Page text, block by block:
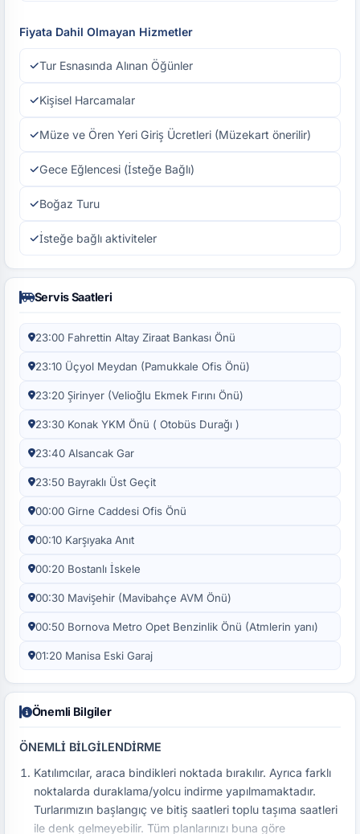
Fiyata Dahil Olmayan Hizmetler
Tur Esnasında Alınan Öğünler
Kişisel Harcamalar
Müze ve Ören Yeri Giriş Ücretleri (Müzekart önerilir)
Gece Eğlencesi (İsteğe Bağlı)
Boğaz Turu
İsteğe bağlı aktiviteler
Servis Saatleri
23:00 Fahrettin Altay Ziraat Bankası Önü
23:10 Üçyol Meydan (Pamukkale Ofis Önü)
23:20 Şirinyer (Velioğlu Ekmek Fırını Önü)
23:30 Konak YKM Önü ( Otobüs Durağı )
23:40 Alsancak Gar
23:50 Bayraklı Üst Geçit
00:00 Girne Caddesi Ofis Önü
00:10 Karşıyaka Anıt
00:20 Bostanlı İskele
00:30 Mavişehir (Mavibahçe AVM Önü)
00:50 Bornova Metro Opet Benzinlik Önü (Atmlerin yanı)
01:20 Manisa Eski Garaj
Önemli Bilgiler
ÖNEMLİ BİLGİLENDİRME
Katılımcılar, araca bindikleri noktada bırakılır. Ayrıca farklı
noktalarda duraklama/yolcu indirme yapılmamaktadır.
Turlarımızın başlangıç ve bitiş saatleri toplu taşıma saatleri
ile denk gelmeyebilir. Tüm planlarınızı buna göre